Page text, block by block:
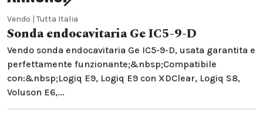
Vendo | Tutta Italia
Sonda endocavitaria Ge IC5-9-D
Vendo sonda endocavitaria Ge IC5-9-D, usata garantita e
perfettamente funzionante;&nbsp;Compatibile
con:&nbsp;Logiq E9, Logiq E9 con XDClear, Logiq S8,
Voluson E6,...